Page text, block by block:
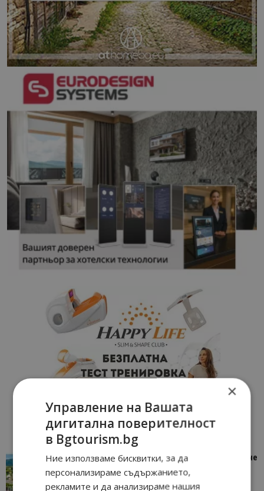
“Пощенска картичка от…”: Петрич – Изживяване
Петрич 11/07/2026 11:22
×
Управление на Вашата
дигитална поверителност
в Bgtourism.bg
Ние използваме бисквитки, за да
персонализираме съдържанието,
рекламите и да анализираме нашия